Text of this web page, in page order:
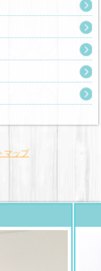
マップ